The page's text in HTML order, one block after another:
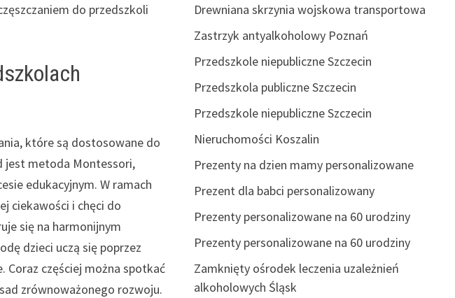
do przedszkoli
które są dostosowane do
jest metoda Montessori,
edukacyjnym. W ramach
ciekawości i chęci do
się na harmonijnym
dzieci uczą się poprzez
Coraz częściej można spotkać
zrównoważonego rozwoju.
Drewniana skrzynia wojskowa transportowa
Zastrzyk antyalkoholowy Poznań
Przedszkole niepubliczne Szczecin
Przedszkola publiczne Szczecin
Przedszkole niepubliczne Szczecin
Nieruchomości Koszalin
Prezenty na dzien mamy personalizowane
Prezent dla babci personalizowany
Prezenty personalizowane na 60 urodziny
Prezenty personalizowane na 60 urodziny
Zamknięty ośrodek leczenia uzależnień
alkoholowych Śląsk